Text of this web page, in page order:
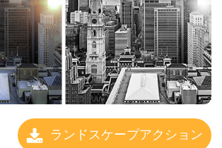
ランドスケープアクション